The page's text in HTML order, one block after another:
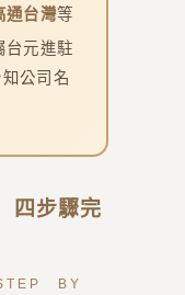
通台灣等
台元進駐
公司名
四步驟完
BY